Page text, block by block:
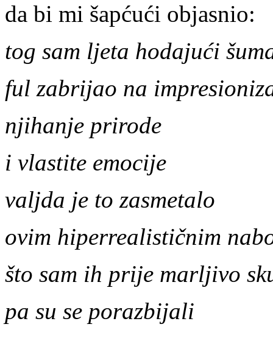
da bi mi šapćući objasnio:
tog sam ljeta hodajući š
ful zabrijao na
njihanje prirode
i vlastite emocije
valjda je to zasmetalo
ovim hiperrealističnim
što sam ih prije marljivo
pa su se porazbijali